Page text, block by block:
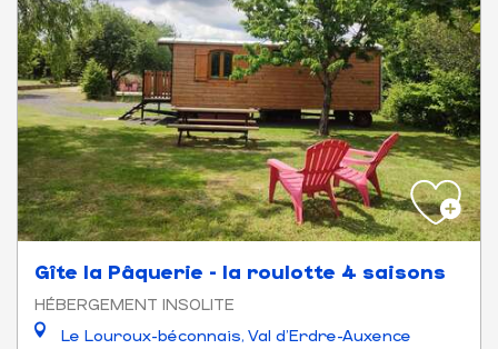
Gîte la Pâquerie - la roulotte 4 saisons
HÉBERGEMENT INSOLITE
Le Louroux-béconnais, Val d'Erdre-Auxence